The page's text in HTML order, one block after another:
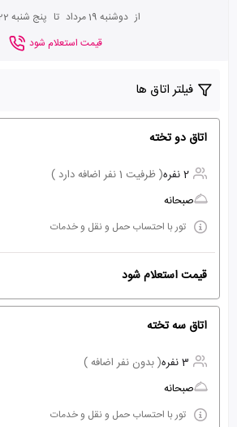
از دوشنبه 19 مرداد تا پنج شنبه 22 مرداد
قیمت استعلام شود
فیلتر اتاق ها
اتاق دو تخته
2 نفره
( ظرفیت 1 نفر اضافه دارد )
صبحانه
تور با احتساب حمل و نقل و خدمات
قیمت استعلام شود
اتاق سه تخته
3 نفره
( بدون نفر اضافه )
صبحانه
تور با احتساب حمل و نقل و خدمات